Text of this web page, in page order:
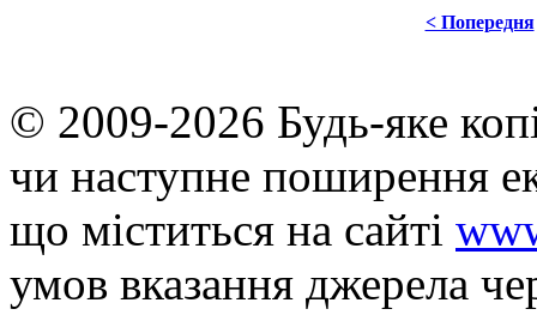
< Попередня
© 2009-2026 Будь-яке
чи наступне поширення
що мiститься на сайті
умов вказання джерела